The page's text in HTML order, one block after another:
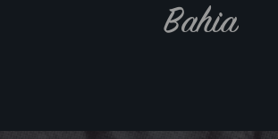
Bahia